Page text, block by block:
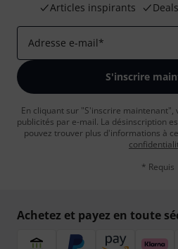
Articles inspirants
Deals
Adresse e-mail*
S'inscrire
En cliquant sur "S'inscrire maintenant",
publicités par e-mail. La désinscription
pouvez trouver plus d'informations à
* Requis
Achetez et payez en toute